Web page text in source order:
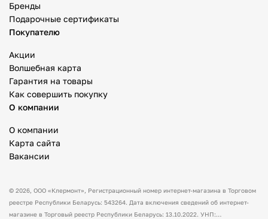
Бренды
Подарочные сертификаты
Покупателю
Акции
Волшебная карта
Гарантия на товары
Как совершить покупку
О компании
О компании
Карта сайта
Вакансии
© 2026, ООО «Клермонт» , Регистрационный номер интернет-магазина в Торговом
реестре Республики Беларусь: 543264. Дата включения сведений об интернет-
магазине в Торговый реестр Республики Беларусь: 13.10.2022. УНП: